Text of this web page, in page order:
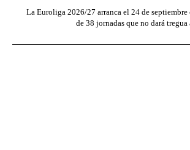
La Euroliga 2026/27 arranca el 24 de
de 38 jornadas que no dará tregua